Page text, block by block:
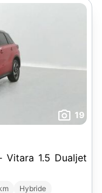
19
Vitara 1.5 Dualjet
Hybride